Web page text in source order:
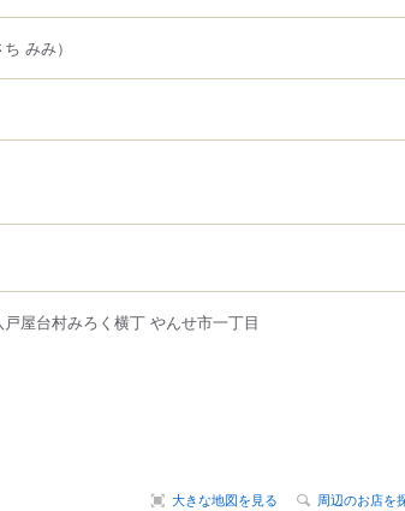
みみ）
戸屋台村みろく横丁 やんせ市一丁目
大きな地図を見る 周辺のお店を